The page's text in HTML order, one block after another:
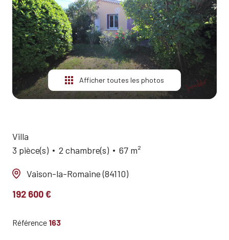
ALERTE
E-MAIL
QUI
SOMMES-
NOUS?
CONTACT
Afficher toutes les photos
Villa
3 pièce(s)
2 chambre(s) 67 m²
Vaison-la-Romaine (84110)
192 600 €
Référence 163